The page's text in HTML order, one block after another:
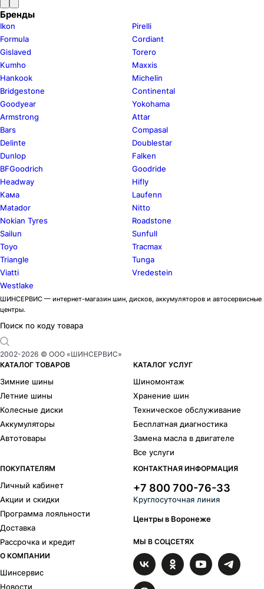
Бренды
Ikon
Pirelli
Formula
Cordiant
Gislaved
Torero
Kumho
Maxxis
Hankook
Michelin
Bridgestone
Continental
Goodyear
Yokohama
Armstrong
Attar
Bars
Compasal
Delinte
Doublestar
Dunlop
Falken
BFGoodrich
Goodride
Headway
Hifly
Кама
Laufenn
Matador
Nitto
Nokian Tyres
Roadstone
Sailun
Sunfull
Toyo
Tracmax
Triangle
Tunga
Viatti
Vredestein
Westlake
ШИНСЕРВИС — интернет-магазин шин, дисков, аккумуляторов и автосервисные
центры.
Поиск по коду товара
2002-2026 © ООО «ШИНСЕРВИС»
КАТАЛОГ ТОВАРОВ
Зимние шины
Летние шины
Колесные диски
Аккумуляторы
Автотовары
КАТАЛОГ УСЛУГ
Шиномонтаж
Хранение шин
Техническое обслуживание
Бесплатная диагностика
Замена масла в двигателе
Все услуги
ПОКУПАТЕЛЯМ
Личный кабинет
Акции и скидки
Программа лояльности
Доставка
Рассрочка и кредит
О КОМПАНИИ
Шинсервис
Новости
КОНТАКТНАЯ ИНФОРМАЦИЯ
+7 800 700-76-33
Круглосуточная линия
Центры в Воронеже
МЫ В СОЦСЕТЯХ